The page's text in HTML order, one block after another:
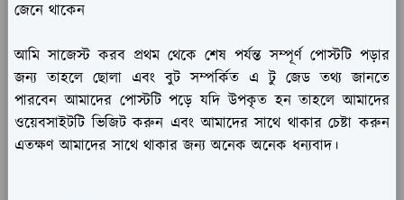
জেনে থাকেন
আমি সাজেস্ট করব প্রথম থেকে শেষ পর্যন্ত সম্পূর্ণ পোস্টটি পড়ার
জন্য তাহলে ছোলা এবং বুট সম্পর্কিত এ টু জেড তথ্য জানতে
পারবেন আমাদের পোস্টটি পড়ে যদি উপকৃত হন তাহলে আমাদের
ওয়েবসাইটটি ভিজিট করুন এবং আমাদের সাথে থাকার চেষ্টা করুন
এতক্ষণ আমাদের সাথে থাকার জন্য অনেক অনেক ধন্যবাদ।